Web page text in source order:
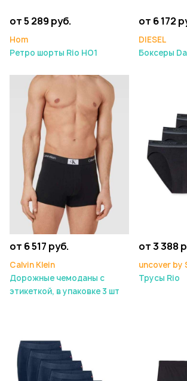
от 5 289 руб.
Hom
Ретро шорты Rio HO1
от 6 172
DIESEL
Боксеры
от 6 517 руб.
Calvin Klein
Дорожные чемоданы с
этикеткой, в упаковке 3 шт
от 3 388
uncover by
Трусы Rio